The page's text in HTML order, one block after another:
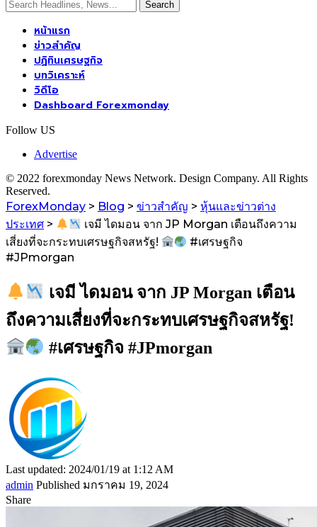
หน้าแรก
ข่าวสำคัญ
ปฏิทินเศรษฐกิจ
บทวิเคราะห์
วิดีโอ
Dashboard Forexmonday
Follow US
Advertise
© 2022 forexmonday News Network. Design Company. All Rights
Reserved.
ForexMonday > Blog > ข่าวสำคัญ > หุ้นและข่าวต่าง
ประเทศ >
เจมี ไดมอน จาก JP Morgan เตือนถึงความ
เสี่ยงที่จะกระทบเศรษฐกิจสหรัฐ!
#เศรษฐกิจ
#JPmorgan
เจมี ไดมอน จาก JP Morgan เตือน
ถึงความเสี่ยงที่จะกระทบเศรษฐกิจสหรัฐ!
#เศรษฐกิจ #JPmorgan
Last updated: 2024/01/19 at 1:12 AM
admin Published มกราคม 19, 2024
Share